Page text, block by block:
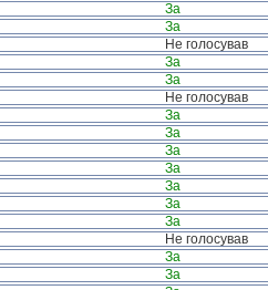
За
За
Не голосував
За
За
Не голосував
За
За
За
За
За
За
За
Не голосував
За
За